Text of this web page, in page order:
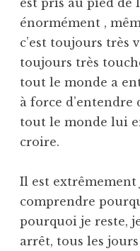
est pris au pied de
énormément ,
c’est toujours très
toujours très
tout le monde a
à force d’entendre
tout le monde lui
croire.
Il est extrêmement
comprendre
pourquoi je reste,
arrêt, tous les